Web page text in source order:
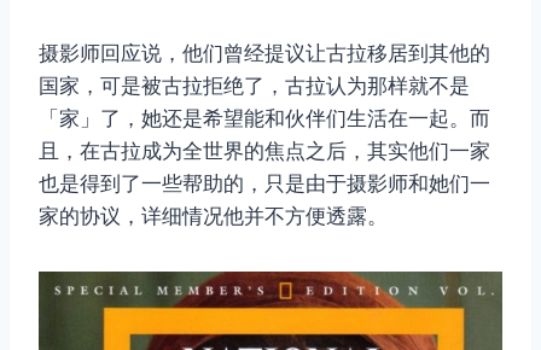
摄影师回应说，他们曾经提议让古拉移居到其他的
国家，可是被古拉拒绝了，古拉认为那样就不是
「家」了，她还是希望能和伙伴们生活在一起。而
且，在古拉成为全世界的焦点之后，其实他们一家
也是得到了一些帮助的，只是由于摄影师和她们一
家的协议，详细情况他并不方便透露。
取消 搜索